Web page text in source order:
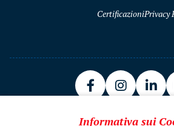
Informativa sui
CertificazioniPrivacy